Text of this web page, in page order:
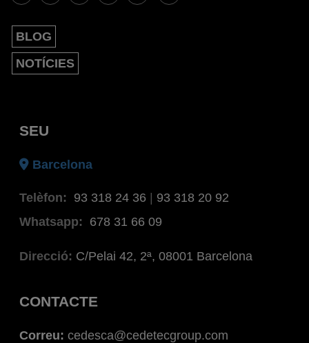
BLOG
NOTÍCIES
SEU
Barcelona
Telèfon: 93 318 24 36
93 318 20 92
Whatsapp:
678 31 66 09
Direcció: C/Pelai 42, 2ª, 08001 Barcelona
CONTACTE
Correu: cedesca@cedetecgroup.com